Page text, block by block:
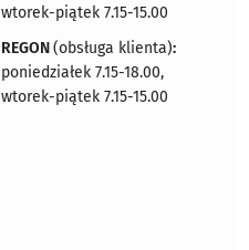
wtorek-piątek 7.15-15.00
REGON(obsługa klienta):
poniedziałek 7.15-18.00,
wtorek-piątek 7.15-15.00